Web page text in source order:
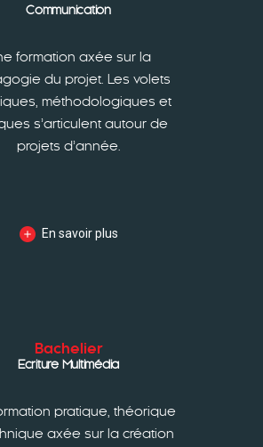
Communication
formation axée sur la
du projet. Les volets
méthodologiques et
s’articulent autour de
projets d’année.
En savoir plus
Bachelier
Ecriture Multimédia
pratique, théorique
axée sur la création